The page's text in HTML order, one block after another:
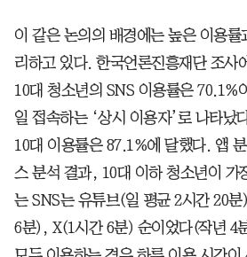
이 같은 논의의 배경에는 높은 이용
리하고 있다. 한국언론진흥재단 조사
10대 청소년의 SNS 이용률은 70.1%
일 접속하는 ‘상시 이용자’로 나타났
10대 이용률은 87.1%에 달했다. 앱
스 분석 결과, 10대 이하 청소년이 가
는 SNS는 유튜브(일 평균 2시간 20
6분), X(1시간 6분) 순이었다(작년 4